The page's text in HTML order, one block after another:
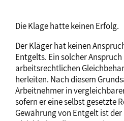
Die Klage hatte keinen Erfolg.
Der Kläger hat keinen
Entgelts. Ein solcher
arbeitsrechtlichen
herleiten. Nach diesem
Arbeitnehmer in
sofern er eine selbst gesetzte
Gewährung von Entgelt ist der